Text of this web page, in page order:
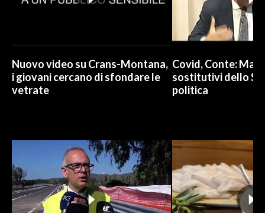
Nuovo video su Crans-Montana,
i giovani cercano di sfondare le
vetrate
Covid, Conte: Mai
sostitutivi dello
politica